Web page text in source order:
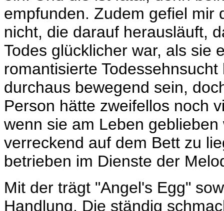
empfunden. Zudem gefiel mir
nicht, die darauf herausläuft,
Todes glücklicher war, als sie
romantisierte
durchaus bewegend sein,
Person hätte zweifellos noch
wenn sie am Leben
verreckend auf dem Bett zu
betrieben im Dienste der
Mit der trägt "Angel's Egg"
Handlung. Die ständig